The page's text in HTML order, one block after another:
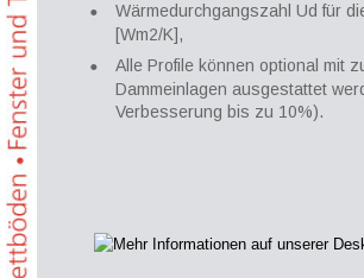
•
Wärmedurchgangszahl Ud für
[Wm2/K],
•
Alle Profile können optional mit
Dammeinlagen ausgestattet
Verbesserung bis zu 10%).